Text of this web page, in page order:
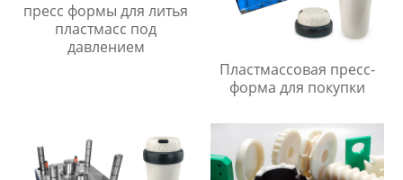
пресс формы для литья
пластмасс под
давлением
Пластмассовая пресс-
форма для покупки